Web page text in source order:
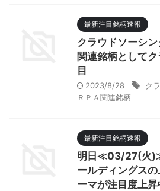
最新注目銘柄速報
クラウドソーシ
関連銘柄として
目
2023/8/28 ク
ＲＰＡ関連銘柄
最新注目銘柄速報
明日≪03/27(火
ールディングス
ーマが注目度上